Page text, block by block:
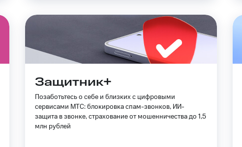
Защитник+
Позаботьтесь о себе и близких с цифровыми
сервисами МТС: блокировка спам-звонков, ИИ-
защита в звонке, страхование от мошенничества до 1,5
млн рублей